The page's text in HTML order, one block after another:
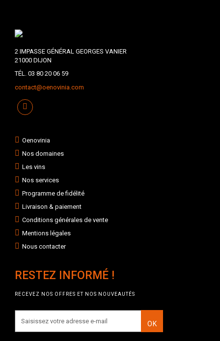
2 IMPASSE GÉNÉRAL GEORGES VANIER
21000 DIJON
TÉL. 03 80 20 06 59
contact@oenovinia.com
Oenovinia
Nos domaines
Les vins
Nos services
Programme de fidélité
Livraison & paiement
Conditions générales de vente
Mentions légales
Nous contacter
RESTEZ INFORMÉ !
RECEVEZ NOS OFFRES ET NOS NOUVEAUTÉS
OK